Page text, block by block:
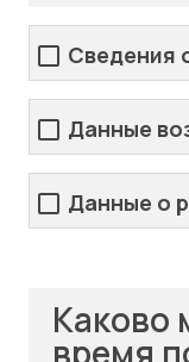
Сведения
Данные
Данные о
Каково
время